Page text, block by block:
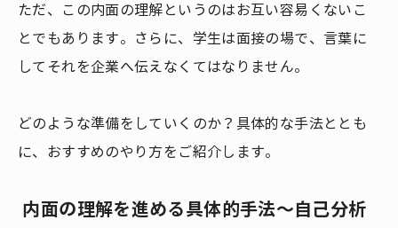
ただ、この内面の理解というのはお互い容易くないこ
とでもあります。さらに、学生は面接の場で、言葉に
してそれを企業へ伝えなくてはなりません。
どのような準備をしていくのか？具体的な手法ととも
に、おすすめのやり方をご紹介します。
内面の理解を進める具体的手法～自己分析